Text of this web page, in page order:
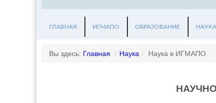
ГЛАВНАЯ ИГМАПО ОБРАЗОВАНИЕ НАУКА
Вы здесь: Главная / Наука / Наука в ИГМАПО